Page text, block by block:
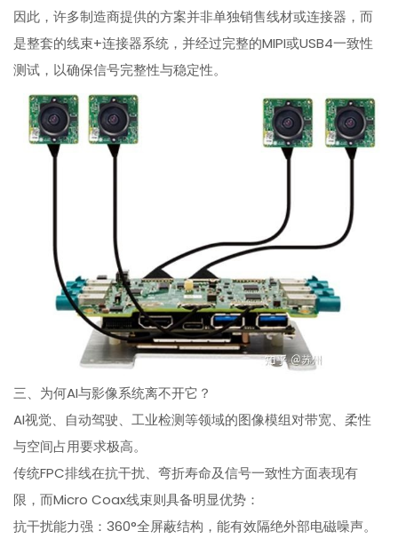
因此，许多制造商提供的方案并非单独销售线材或连接器，而
是整套的线束+连接器系统，并经过完整的MIPI或USB4一致性
测试，以确保信号完整性与稳定性。
三、为何AI与影像系统离不开它？
AI视觉、自动驾驶、工业检测等领域的图像模组对带宽、柔性
与空间占用要求极高。
传统FPC排线在抗干扰、弯折寿命及信号一致性方面表现有
限，而Micro Coax线束则具备明显优势：
抗干扰能力强：360°全屏蔽结构，能有效隔绝外部电磁噪声。